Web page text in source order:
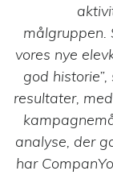
målgruppen.
vores nye
god
resultater,
analyse, der
har